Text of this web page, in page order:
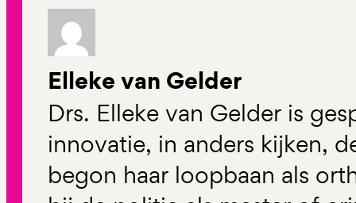
Elleke van Gelder
Drs. Elleke van Gelder is
innovatie, in anders kijken,
begon haar loopbaan als